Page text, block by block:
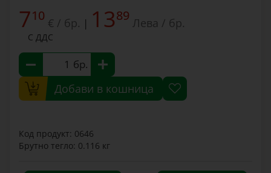
710 € / бр. | 1389 Лева / бр.
С ДДС
бр.
Добави в кошница
Код продукт: 0646
Брутно тегло: 0.116 кг